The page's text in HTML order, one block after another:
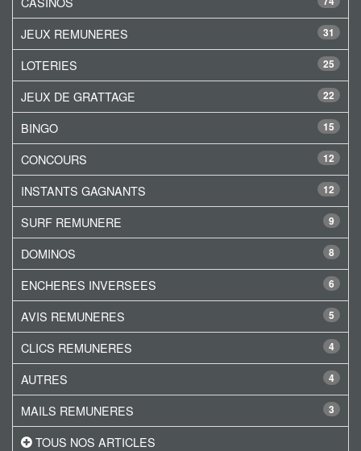
31
JEUX REMUNERES
25
LOTERIES
22
JEUX DE GRATTAGE
15
BINGO
12
CONCOURS
12
INSTANTS GAGNANTS
9
SURF REMUNERE
8
DOMINOS
6
ENCHERES INVERSEES
5
AVIS REMUNERES
4
CLICS REMUNERES
4
AUTRES
3
MAILS REMUNERES
TOUS NOS ARTICLES